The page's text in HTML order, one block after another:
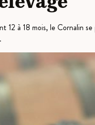
12 à 18 mois, le Cornalin